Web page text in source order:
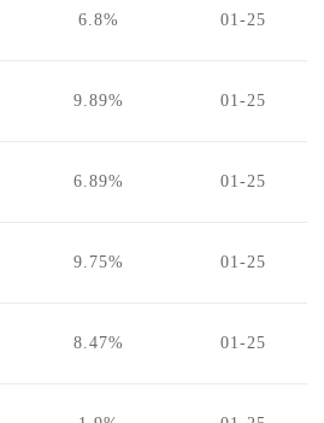
6.8% 01-25
9.89% 01-25
6.89% 01-25
9.75% 01-25
8.47% 01-25